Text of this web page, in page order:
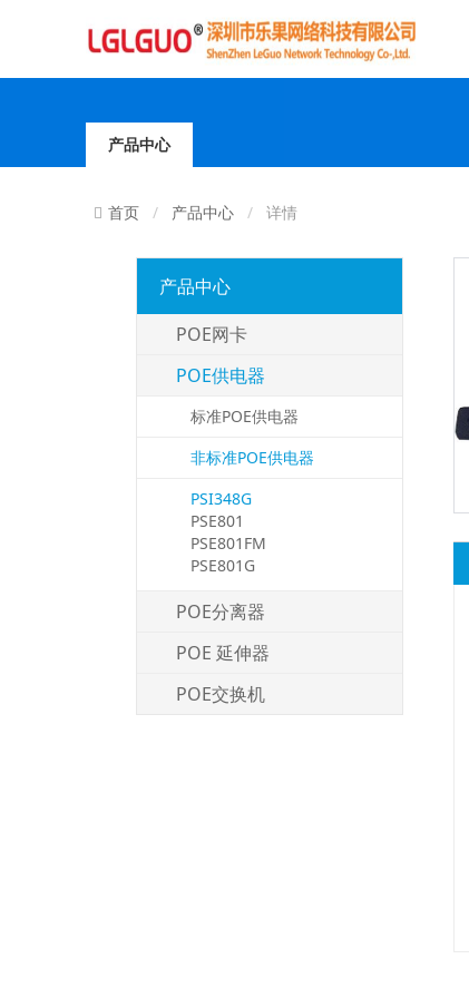
产品中心
首页 产品中心 详情
产品中心
POE网卡
POE供电器
标准POE供电器
非标准POE供电器
PSI348G
PSE801
PSE801FM
PSE801G
POE分离器
POE 延伸器
POE交换机